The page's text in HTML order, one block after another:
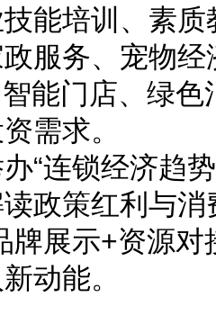
能培训、素
服务、宠物
能门店、绿
需求。
“连锁经济趋
政策红利与
牌展示+资源
动能。